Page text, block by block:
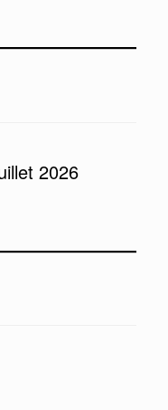
2026